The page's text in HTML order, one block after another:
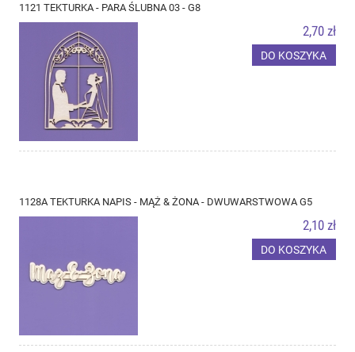
1121 TEKTURKA - PARA ŚLUBNA 03 - G8
2,70 zł
DO KOSZYKA
1128A TEKTURKA NAPIS - MĄŻ & ŻONA - DWUWARSTWOWA G5
2,10 zł
DO KOSZYKA